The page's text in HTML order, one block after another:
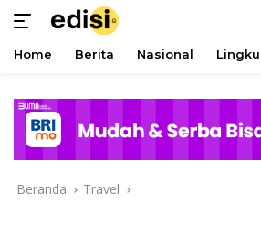
konten
Home Berita Nasional
Beranda Travel